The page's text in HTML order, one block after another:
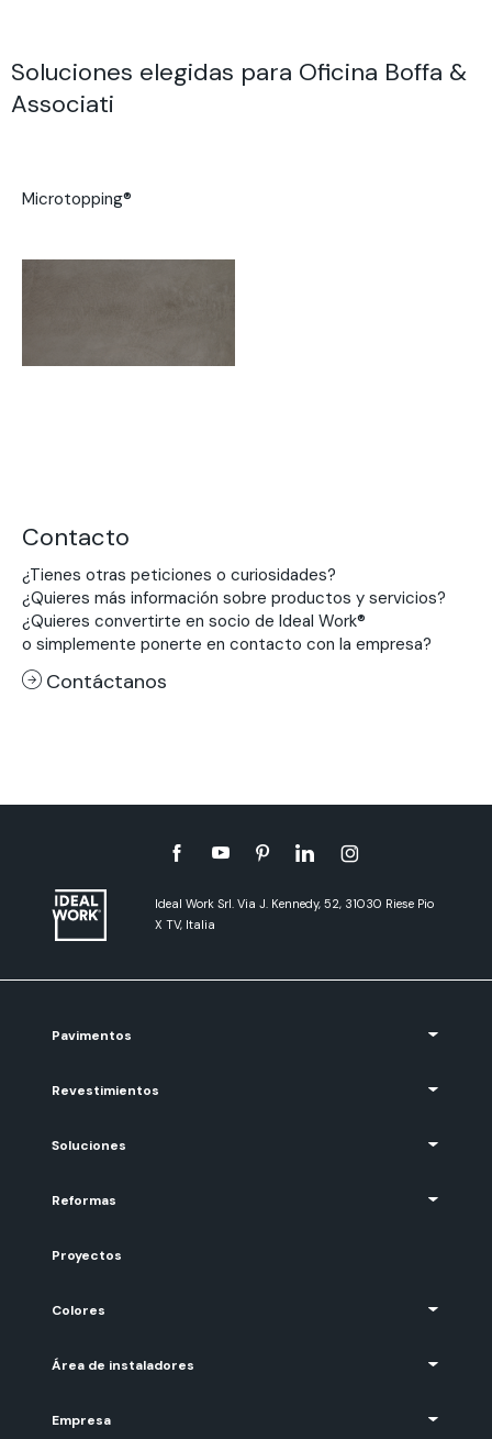
Soluciones elegidas para Oficina Boffa &
Associati
Microtopping®
Contacto
¿Tienes otras peticiones o curiosidades?
¿Quieres más información sobre productos y servicios?
¿Quieres convertirte en socio de Ideal Work®
o simplemente ponerte en contacto con la empresa?
Contáctanos
Ideal Work Srl. Via J. Kennedy, 52, 31030 Riese Pio
X TV, Italia
Pavimentos
Revestimientos
Soluciones
Reformas
Proyectos
Colores
Área de instaladores
Empresa